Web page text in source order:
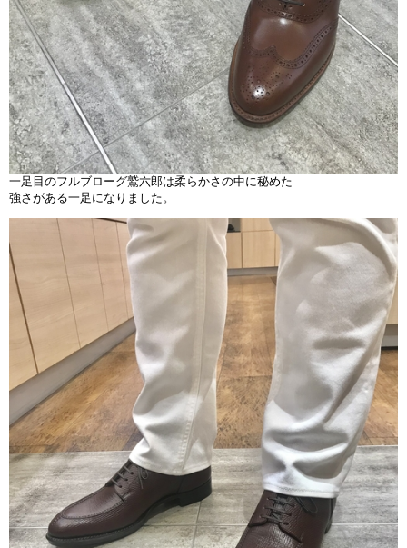
一足目のフルブローグ鷲六郎は柔らかさの中に秘めた
強さがある一足になりました。